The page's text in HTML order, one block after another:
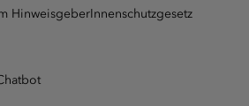
HinweisgeberInnenschutzgesetz